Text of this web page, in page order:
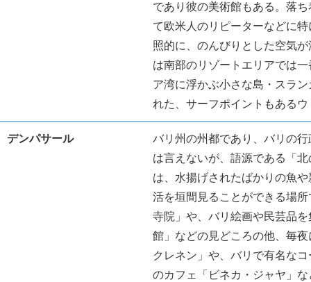
であり彼の美術館もある。落
て欧米人のリピーターなどに
照的に、のんびりとした空気
は南部のリゾートエリアでは
ア湾に浮かぶ小さな島・スラ
れた、サーフポイントもある
デンパサール
バリ州の州都であり、バリの
は言えないが、語源である「
は、水揚げされたばかりの魚
活を垣間見ることができる場
寺院」や、バリ絵画や民芸品
館」などの見どころの他、毎
クレネン」や、バリで有名な
のカフェ「ビネカ・ジャヤ」